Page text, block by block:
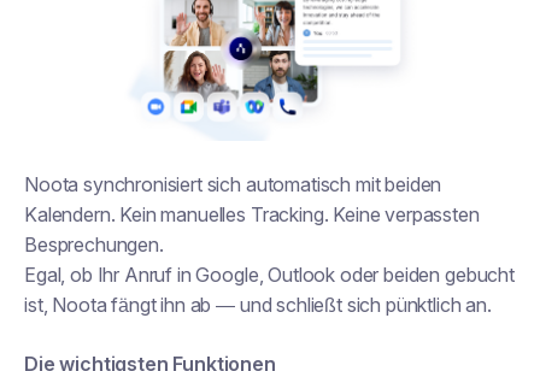
Noota synchronisiert sich automatisch mit beiden
Kalendern. Kein manuelles Tracking. Keine verpassten
Besprechungen.
Egal, ob Ihr Anruf in Google, Outlook oder beiden gebucht
ist, Noota fängt ihn ab — und schließt sich pünktlich an.
Die wichtigsten Funktionen